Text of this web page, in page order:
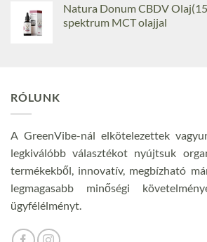
Natura Donum CBDV
spektrum MCT olajjal
RÓLUNK
A GreenVibe-nál elkötelezettek
legkiválóbb választékot nyújtsuk
termékekből, innovatív, megbízható
legmagasabb minőségi
ügyfélélményt.